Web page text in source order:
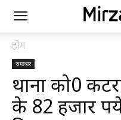
होम
समाचार
थाना को0
के 82 हजार